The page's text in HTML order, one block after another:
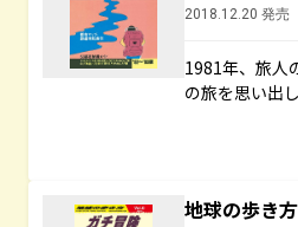
2018.12.20 発売
1981年、旅人
の旅を思い出
地球の歩き